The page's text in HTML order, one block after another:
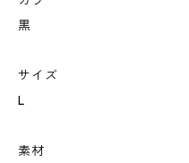
黒
サイズ
L
素材